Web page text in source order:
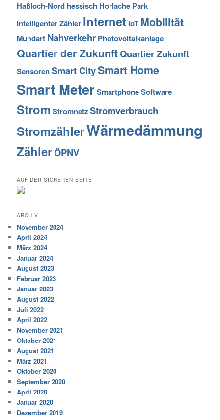
Haßloch-Nord hessisch Horlache Park
Intelligenter Zähler Internet IoT Mobilität
Mundart Nahverkehr Photovoltaikanlage
Quartier der ZukunftQuartier Zukunft
SensorenSmart CitySmart Home
Smart MeterSmartphoneSoftware
Strom StromnetzStromverbrauch
StromzählerWärmedämmung
ZählerÖPNV
AUF DER SICHEREN SEITE
ARCHIV
November 2024
April 2024
März 2024
Januar 2024
August 2023
Februar 2023
Januar 2023
August 2022
Juli 2022
April 2022
November 2021
Oktober 2021
August 2021
März 2021
Oktober 2020
September 2020
April 2020
Januar 2020
Dezember 2019